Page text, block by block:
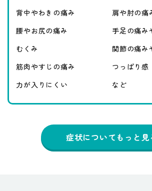
背中やわきの痛み
肩や肘の痛
腰やお尻の痛み
手足の痛み
むくみ
関節の痛み
筋肉やすじの痛み
つっぱり感
力が入りにくい
など
症状についてもっと見